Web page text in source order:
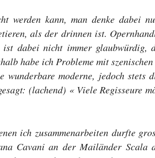
werden kann, man denke dabei
als der drinnen ist.
dabei nicht immer glaubwürdig,
habe ich Probleme mit
moderne, jedoch stets
(lachend) « Viele Regisseure
ich zusammenarbeiten durfte
Cavani an der Mailänder Scala